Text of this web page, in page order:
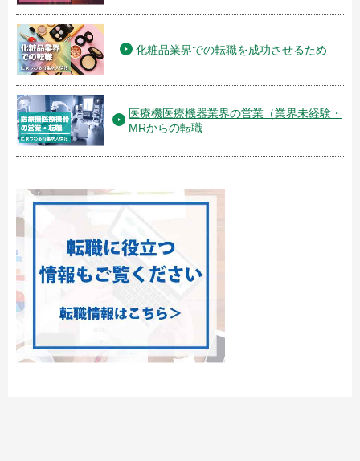
化粧品業界での転職を成功させるため
医療機医療機器業界の営業（業界未経験・
MRからの転職